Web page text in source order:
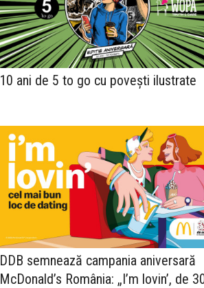
10 ani de 5 to go cu povești ilustrate
DDB semnează campania aniversară
McDonald’s România: „I’m lovin’, de